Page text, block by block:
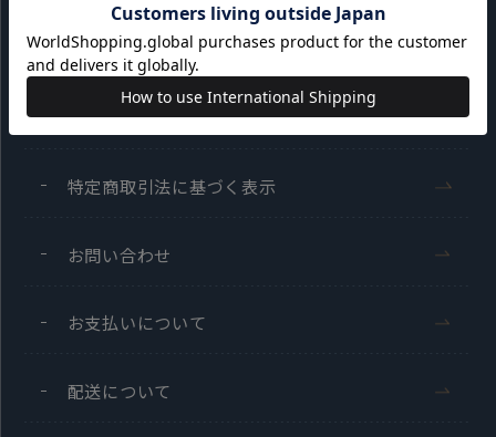
会員利用規約
プライバシーポリシー
特定商取引法に基づく表示
お問い合わせ
お支払いについて
配送について